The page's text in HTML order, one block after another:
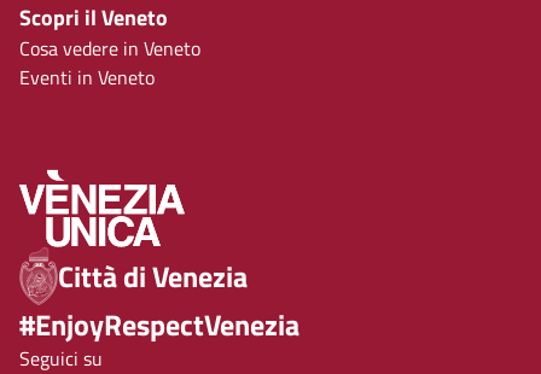
Scopri il Veneto
Cosa vedere in Veneto
Eventi in Veneto
Città di Venezia
#EnjoyRespectVenezia
Seguici su